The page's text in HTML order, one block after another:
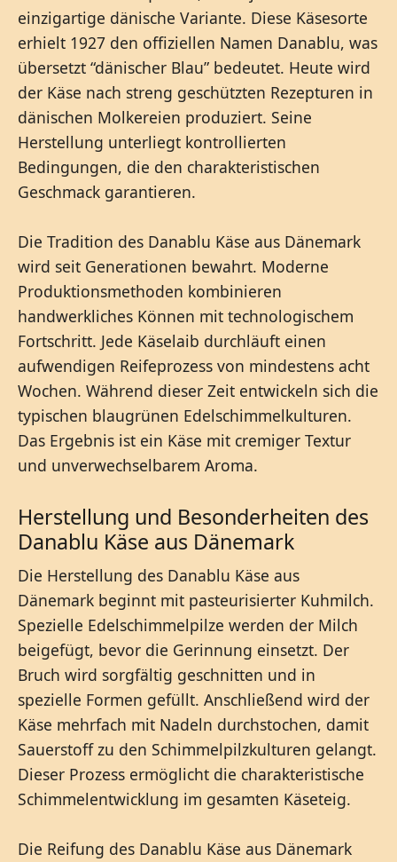
einzigartige dänische Variante. Diese Käsesorte
erhielt 1927 den offiziellen Namen Danablu, was
übersetzt “dänischer Blau” bedeutet. Heute wird
der Käse nach streng geschützten Rezepturen in
dänischen Molkereien produziert. Seine
Herstellung unterliegt kontrollierten
Bedingungen, die den charakteristischen
Geschmack garantieren.
Die Tradition des Danablu Käse aus Dänemark
wird seit Generationen bewahrt. Moderne
Produktionsmethoden kombinieren
handwerkliches Können mit technologischem
Fortschritt. Jede Käselaib durchläuft einen
aufwendigen Reifeprozess von mindestens acht
Wochen. Während dieser Zeit entwickeln sich die
typischen blaugrünen Edelschimmelkulturen.
Das Ergebnis ist ein Käse mit cremiger Textur
und unverwechselbarem Aroma.
Herstellung und Besonderheiten des
Danablu Käse aus Dänemark
Die Herstellung des Danablu Käse aus
Dänemark beginnt mit pasteurisierter Kuhmilch.
Spezielle Edelschimmelpilze werden der Milch
beigefügt, bevor die Gerinnung einsetzt. Der
Bruch wird sorgfältig geschnitten und in
spezielle Formen gefüllt. Anschließend wird der
Käse mehrfach mit Nadeln durchstochen, damit
Sauerstoff zu den Schimmelpilzkulturen gelangt.
Dieser Prozess ermöglicht die charakteristische
Schimmelentwicklung im gesamten Käseteig.
Die Reifung des Danablu Käse aus Dänemark